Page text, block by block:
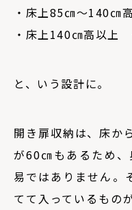
・床上85㎝〜140
・床上140㎝高以上
と、いう設計に。
開き扉収納は、床か
が60㎝もあるため
易ではありません。
てて入っているもの